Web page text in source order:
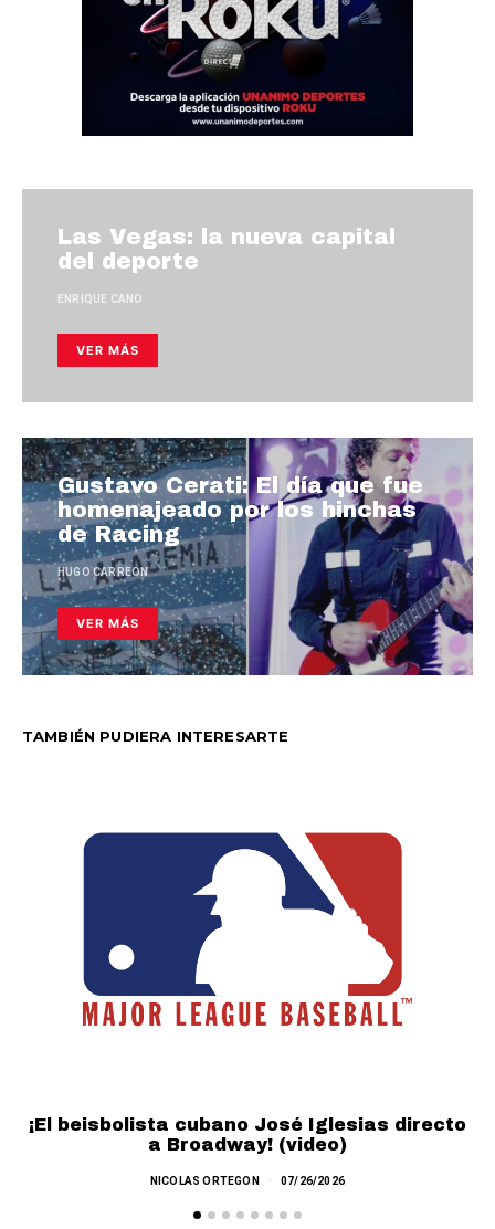
Las Vegas: la nueva capital
del deporte
ENRIQUE CANO
VER MÁS
Gustavo Cerati: El día que fue
homenajeado por los hinchas
de Racing
HUGO CARREON
VER MÁS
TAMBIÉN PUDIERA INTERESARTE
¡El beisbolista cubano José Iglesias directo
a Broadway! (video)
NICOLAS ORTEGON 07/26/2026